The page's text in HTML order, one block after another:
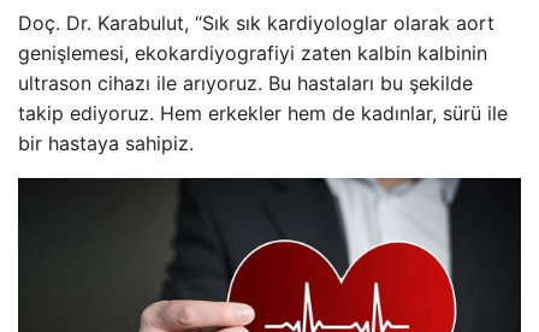
Doç. Dr. Karabulut, “Sık sık kardiyologlar olarak aort
genişlemesi, ekokardiyografiyi zaten kalbin kalbinin
ultrason cihazı ile arıyoruz. Bu hastaları bu şekilde
takip ediyoruz. Hem erkekler hem de kadınlar, sürü ile
bir hastaya sahipiz.